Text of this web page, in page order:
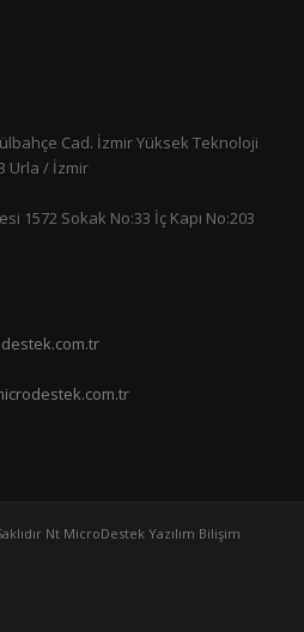
Cad. İzmir Yüksek Teknoloji
Urla / İzmir
1572 Sokak No:33 İç Kapı No:203
Nt MicroDestek Yazılım Bilişim